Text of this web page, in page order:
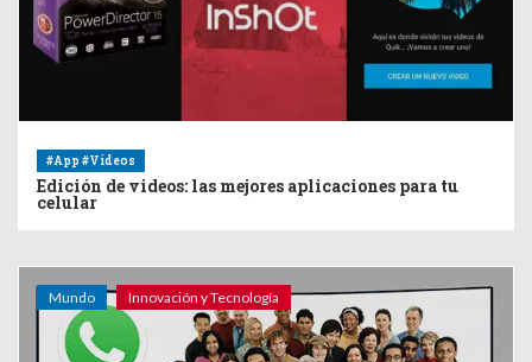
#App #Videos
Edición de videos: las mejores aplicaciones para tu
celular
Mundo Innovación y Tecnología